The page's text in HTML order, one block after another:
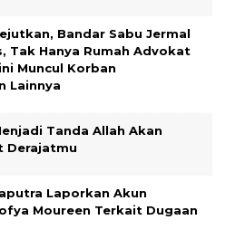
Bandar Sabu Jermal
Tak Hanya Rumah Advokat
Muncul Korban
Lainnya
Tanda Allah Akan
Derajatmu
Laporkan Akun
Moureen Terkait Dugaan